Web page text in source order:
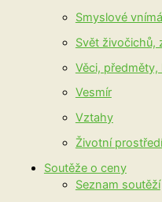
Smyslové
Svět živočichů,
Věci,
Vesmír
Vztahy
Životní prostředí
Soutěže o ceny
Seznam soutěží